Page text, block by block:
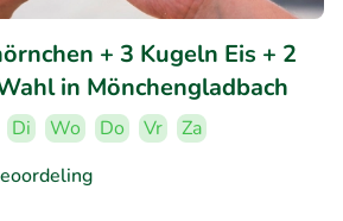
+ 3 Kugeln Eis + 2
in Mönchengladbach
Di Wo Do Vr
Za